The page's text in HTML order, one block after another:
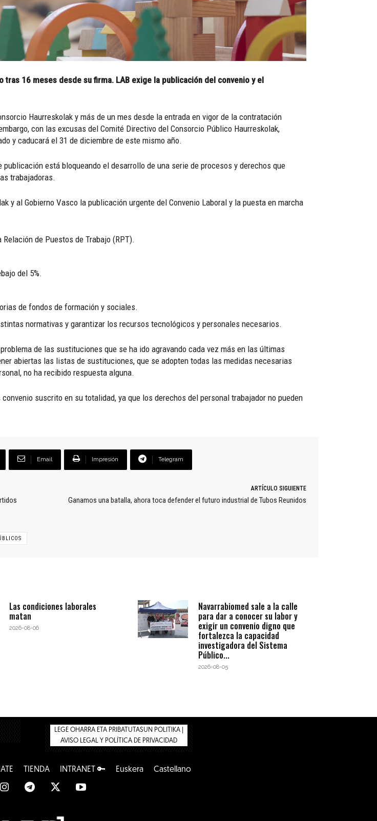
16 meses desde su firma. LAB exige la publicación del convenio y el
Haurreskolak y más de un mes desde la entrada en vigor de la contratación
con las excusas del Comité Directivo del Consorcio Público Haurreskolak,
y caducará el 31 de diciembre de este mismo año.
está bloqueando el desarrollo de una serie de procesos y derechos que
trabajadoras.
y al Gobierno Vasco la publicación urgente del Convenio Laboral y la puesta en marcha
de Puestos de Trabajo (RPT).
del 5%.
de fondos de formación y sociales.
normativas y garantizar los recursos tecnológicos y personales necesarios.
de las sustituciones que se ha ido agravando cada vez más en las últimas
abiertas las listas de sustituciones, que se adopten todas las medidas necesarias
no ha recibido respuesta alguna.
suscrito en su totalidad, ya que los derechos del personal trabajador no pueden
Email Impresión Telegram
ARTÍCULO SIGUIENTE
Ganamos una batalla, ahora toca defender el futuro industrial de Tubos Reunidos
Las condiciones laborales
matan
2026-08-06
Navarrabiomed sale a la calle
para dar a conocer su labor y
exigir un convenio digno que
fortalezca la capacidad
investigadora del Sistema
Público...
2026-08-05
LEGE OHARRA ETA PRIBATUTASUN POLITIKA |
AVISO LEGAL Y POLÍTICA DE PRIVACIDAD
TIENDA INTRANET 🔑 Euskera Castellano